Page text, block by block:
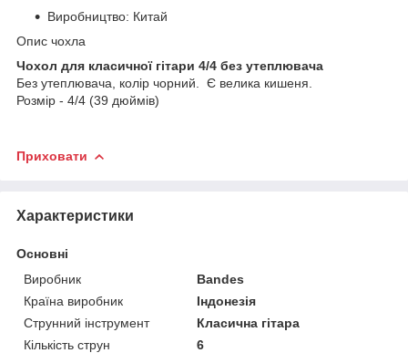
Виробництво: Китай
Опис чохла
Чохол для класичної гітари 4/4 без утеплювача
Без утеплювача, колір чорний. Є велика кишеня.
Розмір - 4/4 (39 дюймів)
Приховати
Характеристики
Основні
Виробник
Bandes
Країна виробник
Індонезія
Струнний інструмент
Класична гітара
Кількість струн
6